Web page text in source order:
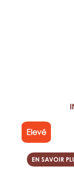
Elevé
EN SAVOIR